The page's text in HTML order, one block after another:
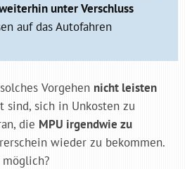
unter Verschluss
auf das Autofahren
Vorgehen nicht leisten
sind, sich in Unkosten zu
die MPU irgendwie zu
wieder zu bekommen.